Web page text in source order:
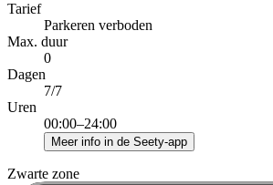
Tarief
Parkeren verboden
Max. duur
0
Dagen
7/7
Uren
00:00–24:00
Meer info in de Seety-app
Zwarte zone